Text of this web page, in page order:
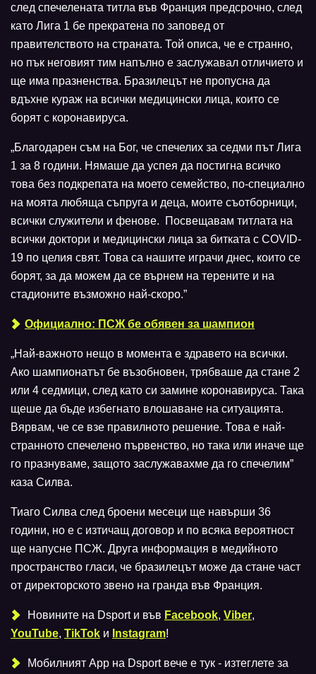
след спечелената титла във Франция предсрочно, след
като Лига 1 бе прекратена по заповед от
правителството на страната. Той описа, че е странно,
но пък неговият тим напълно е заслужавал отличието и
ще има празненства. Бразилецът не пропусна да
вдъхне кураж на всички медицински лица, които се
борят с коронавируса.
„Благодарен съм на Бог, че спечелих за седми път Лига
1 за 8 години. Нямаше да успея да постигна всичко
това без подкрепата на моето семейство, по-специално
на моята любяща съпруга и деца, моите съотборници,
всички служители и фенове. Посвещавам титлата на
всички доктори и медицински лица за битката с COVID-
19 по целия свят. Това са нашите играчи днес, които се
борят, за да можем да се върнем на терените и на
стадионите възможно най-скоро.”
Официално: ПСЖ бе обявен за шампион
„Най-важното нещо в момента е здравето на всички.
Ако шампионатът бе възобновен, трябваше да стане 2
или 4 седмици, след като си замине коронавируса. Така
щеше да бъде избегнато влошаване на ситуацията.
Вярвам, че се взе правилното решение. Това е най-
странното спечелено първенство, но така или иначе ще
го празнуваме, защото заслужавахме да го спечелим”
каза Силва.
Тиаго Силва след броени месеци ще навърши 36
години, но е с изтичащ договор и по всяка вероятност
ще напусне ПСЖ. Друга информация в медийното
пространство гласи, че бразилецът може да стане част
от директорското звено на гранда във Франция.
Новините на Dsport и във Facebook, Viber,
YouTube, TikTok и Instagram!
Мобилният Аpp на Dsport вече е тук - изтеглете за